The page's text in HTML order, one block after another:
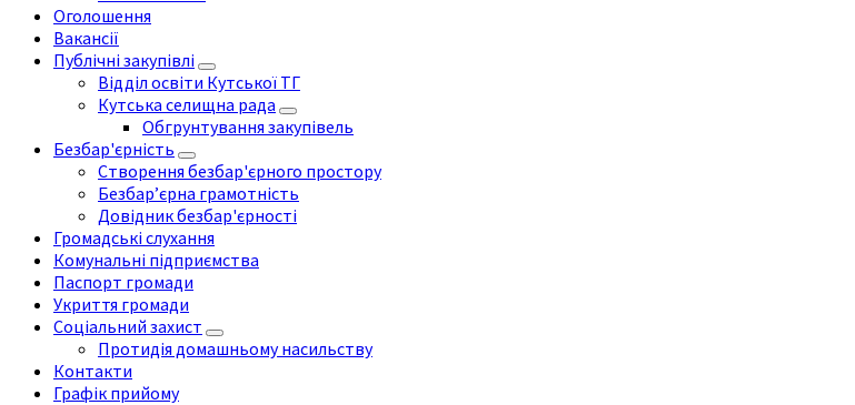
Оголошення
Вакансії
Публічні закупівлі
Відділ освіти Кутської ТГ
Кутська селищна рада
Обгрунтування закупівель
Безбар'єрність
Створення безбар'єрного простору
Безбар’єрна грамотність
Довідник безбар'єрності
Громадські слухання
Комунальні підприємства
Паспорт громади
Укриття громади
Соціальний захист
Протидія домашньому насильству
Контакти
Графік прийому